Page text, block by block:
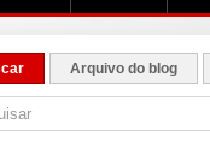
Arquivo do blog